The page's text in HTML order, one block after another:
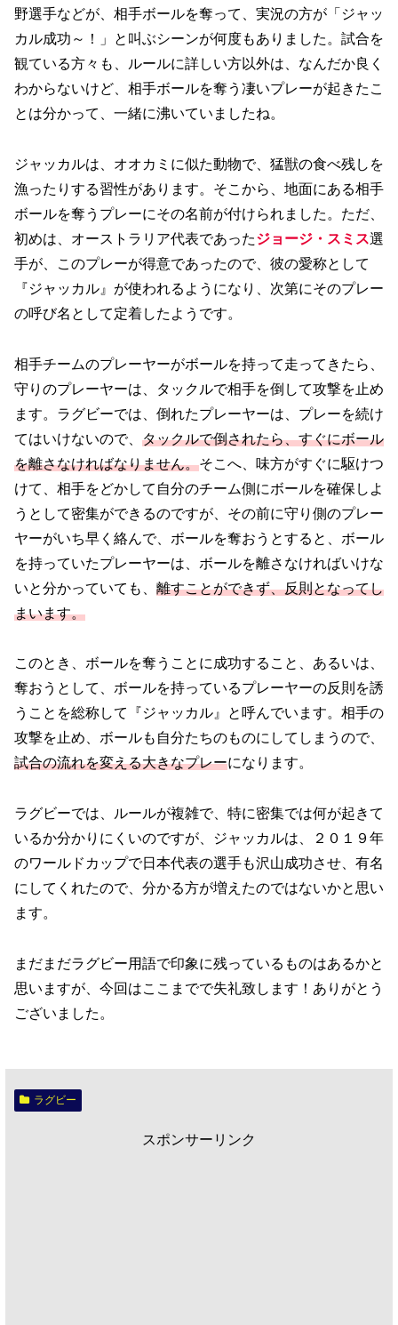
野選手などが、相手ボールを奪って、実況の方が「ジャッ
カル成功～！」と叫ぶシーンが何度もありました。試合を
観ている方々も、ルールに詳しい方以外は、なんだか良く
わからないけど、相手ボールを奪う凄いプレーが起きたこ
とは分かって、一緒に沸いていましたね。
ジャッカルは、オオカミに似た動物で、猛獣の食べ残しを
漁ったりする習性があります。そこから、地面にある相手
ボールを奪うプレーにその名前が付けられました。ただ、
初めは、オーストラリア代表であったジョージ・スミス選
手が、このプレーが得意であったので、彼の愛称として
『ジャッカル』が使われるようになり、次第にそのプレー
の呼び名として定着したようです。
相手チームのプレーヤーがボールを持って走ってきたら、
守りのプレーヤーは、タックルで相手を倒して攻撃を止め
ます。ラグビーでは、倒れたプレーヤーは、プレーを続け
てはいけないので、 タックルで倒されたら、すぐにボール
を離さなければなりません。そこへ、味方がすぐに駆けつ
けて、相手をどかして自分のチーム側にボールを確保しよ
うとして密集ができるのですが、その前に守り側のプレー
ヤーがいち早く絡んで、ボールを奪おうとすると、ボール
を持っていたプレーヤーは、ボールを離さなければいけな
いと分かっていても、 離すことができず、反則となってし
まいます。
このとき、ボールを奪うことに成功すること、あるいは、
奪おうとして、ボールを持っているプレーヤーの反則を誘
うことを総称して『ジャッカル』と呼んでいます。相手の
攻撃を止め、ボールも自分たちのものにしてしまうので、
試合の流れを変える大きなプレーになります。
ラグビーでは、ルールが複雑で、特に密集では何が起きて
いるか分かりにくいのですが、ジャッカルは、２０１９年
のワールドカップで日本代表の選手も沢山成功させ、有名
にしてくれたので、分かる方が増えたのではないかと思い
ます。
まだまだラグビー用語で印象に残っているものはあるかと
思いますが、今回はここまでで失礼致します！ありがとう
ございました。
ラグビー
スポンサーリンク